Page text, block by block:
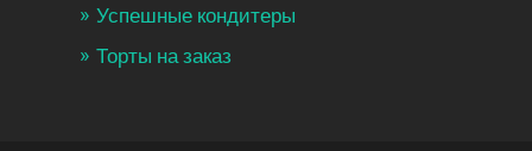
Успешные кондитеры
Торты на заказ